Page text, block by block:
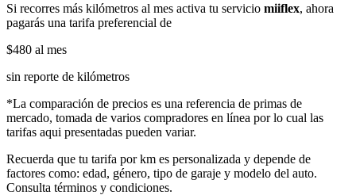
Si recorres más kilómetros al mes activa tu servicio miiflex, ahora
pagarás una tarifa preferencial de
$480 al mes
sin reporte de kilómetros
*La comparación de precios es una referencia de primas de
mercado, tomada de varios compradores en línea por lo cual las
tarifas aqui presentadas pueden variar.
Recuerda que tu tarifa por km es personalizada y depende de
factores como: edad, género, tipo de garaje y modelo del auto.
Consulta términos y condiciones.